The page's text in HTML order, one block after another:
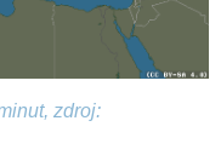
zdroj: